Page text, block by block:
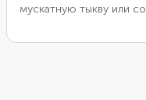
мускатную тыкву или
солнце». У них плотная